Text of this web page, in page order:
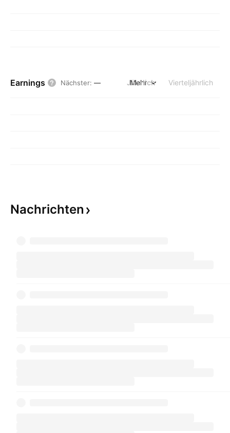
Earnings Nächster: — Jährlich Vierteljährlich
Mehr
Nachrichten